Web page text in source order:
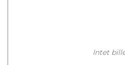
Intet